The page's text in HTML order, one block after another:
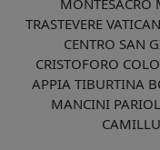
MONTESACRO
TRASTEVERE
CENTRO SAN
CRISTOFORO
APPIA TIBURTINA
MANCINI